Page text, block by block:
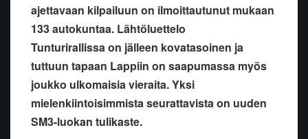
ajettavaan kilpailuun on ilmoittautunut mukaan
133 autokuntaa. Lähtöluettelo
Tunturirallissa on jälleen kovatasoinen ja
tuttuun tapaan Lappiin on saapumassa myös
joukko ulkomaisia vieraita. Yksi
mielenkiintoisimmista seurattavista on uuden
SM3-luokan tulikaste.